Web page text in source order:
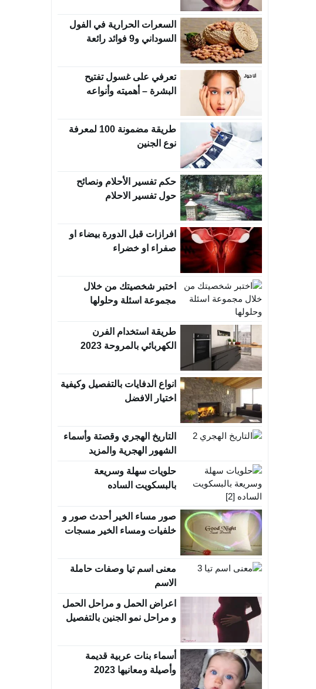
السعرات الحرارية في الفول
السوداني و9 فوائد رائعة
تعرفي على غسول تفتيح
البشرة – أهميته وأنواعه
طريقة مضمونة 100 لمعرفة
نوع الجنين
حكم تفسير الأحلام ونصائح
حول تفسير الاحلام
افرازات قبل الدورة بيضاء او
صفراء او خضراء
اختبر شخصيتك من خلال
مجموعة اسئلة وحلولها
طريقة استخدام الفرن
الكهربائي بالمروحة 2023
انواع الدفايات بالتفصيل وكيفية
اختيار الافضل
التاريخ الهجري وقصتة وأسماء
الشهور الهجرية والمزيد
حلويات سهلة وسريعة
بالبسكويت الساده
صور مساء الخير أحدث صور و
خلفيات ومساء الخير مسجات
معنى اسم تيا وصفات حاملة
الاسم
اعراض الحمل و مراحل الحمل
و مراحل نمو الجنين بالتفصيل
أسماء بنات عربية قديمة
وأصيلة ومعانيها 2023